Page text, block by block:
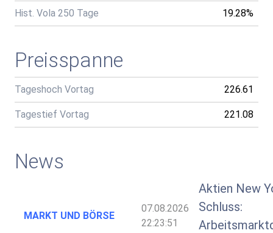
Hist. Vola 250 Tage 19.28%
Preisspanne
Tageshoch Vortag 226.61
Tagestief Vortag 221.08
News
MARKT UND BÖRSE
07.08.2026
22:23:51
Aktien New
Schluss: